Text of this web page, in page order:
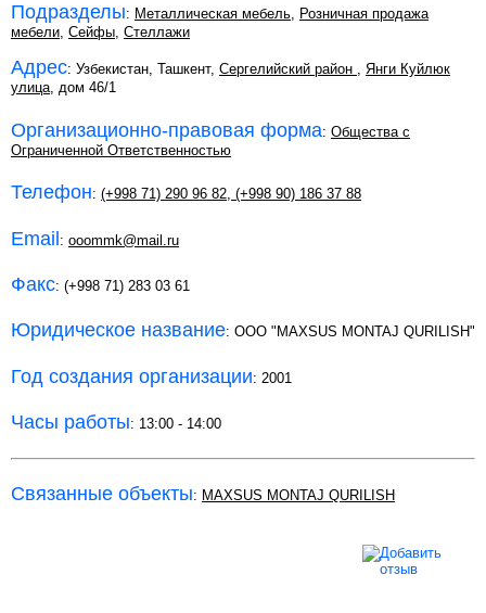
Подразделы: Металлическая мебель, Розничная продажа
мебели, Сейфы, Стеллажи
Адрес: Узбекистан, Ташкент, Сергелийский район , Янги Куйлюк
улица, дом 46/1
Организационно-правовая форма: Общества с
Ограниченной Ответственностью
Телефон: (+998 71) 290 96 82, (+998 90) 186 37 88
Email: ooommk@mail.ru
Факс: (+998 71) 283 03 61
Юридическое название: OOO "MAXSUS MONTAJ QURILISH"
Год создания организации: 2001
Часы работы: 13:00 - 14:00
Связанные объекты: MAXSUS MONTAJ QURILISH